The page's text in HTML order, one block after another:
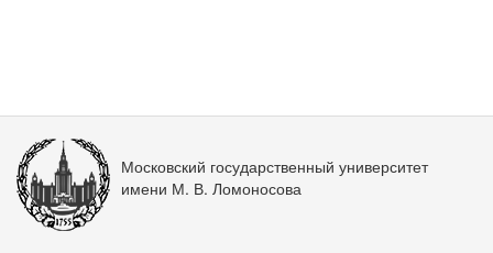
Московский государственный университет
имени М. В. Ломоносова